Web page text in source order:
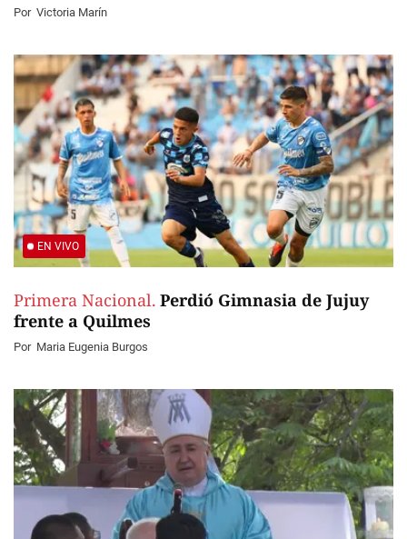
Por Victoria Marín
EN VIVO
Primera Nacional. Perdió Gimnasia de Jujuy
frente a Quilmes
Por Maria Eugenia Burgos